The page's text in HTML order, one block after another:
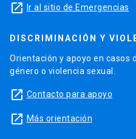
launch Ir al sitio de Emergencias
DISCRIMINACIÓN Y
Orientación y apoyo en casos
género o violencia sexual.
launch Contacto para apoyo
launch Más orientación